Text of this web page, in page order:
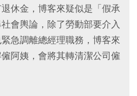
休金，博客來疑似是「假承
會輿論，除了勞動部要介入
急調離總經理職務，博客來
阿姨，會將其轉清潔公司僱